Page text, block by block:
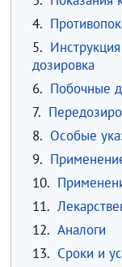
4.
5.
дозировка
6. Побочные
7.
8. Особые
9.
10.
11.
12. Аналоги
13. Сроки и